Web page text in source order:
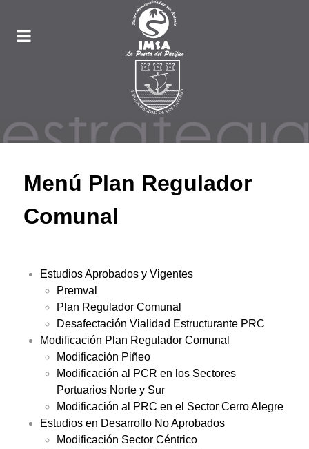
Menú Plan Regulador
Comunal
Estudios Aprobados y Vigentes
Premval
Plan Regulador Comunal
Desafectación Vialidad Estructurante PRC
Modificación Plan Regulador Comunal
Modificación Piñeo
Modificación al PCR en los Sectores
Portuarios Norte y Sur
Modificación al PRC en el Sector Cerro Alegre
Estudios en Desarrollo No Aprobados
Modificación Sector Céntrico